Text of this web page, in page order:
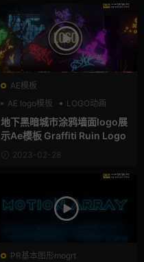
AE模板
AE logo模板
LOGO动画
三维
地下黑暗城市涂鸦墙面logo展
示Ae模板 Graffiti Ruin Logo
2023-02-28
PR基本图形mogrt